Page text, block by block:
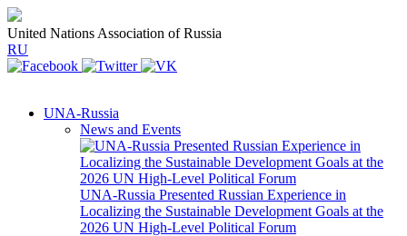
United Nations Association of Russia
RU
UNA-Russia
News and Events
UNA-Russia Presented Russian Experience in
Localizing the Sustainable Development Goals at the
2026 UN High-Level Political Forum